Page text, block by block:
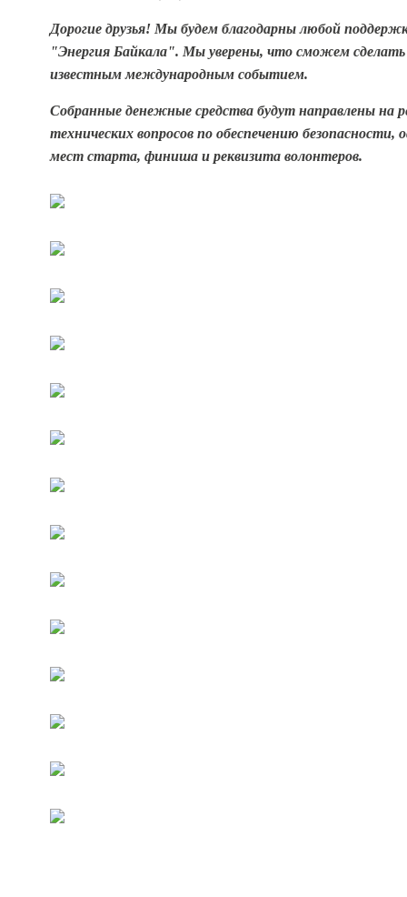
Дорогие друзья! Мы будем благодарны любой
"Энергия Байкала". Мы уверены, что сможем
известным международным событием.
Собранные денежные средства будут направлены на
технических вопросов по обеспечению безопасности,
мест старта, финиша и реквизита волонтеров.